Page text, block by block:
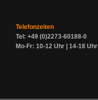
Telefonzeiten
Tel: +49 (0)2273-60188-0
Mo-Fr: 10-12 Uhr | 14-18 Uhr